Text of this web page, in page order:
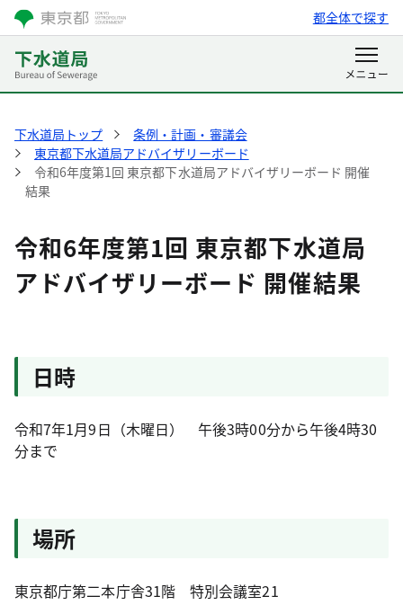
都全体で探す
下水道局トップ
条例・計画・審議会
東京都下水道局アドバイザリーボード
令和6年度第1回 東京都下水道局アドバイザリーボード 開催
結果
令和6年度第1回 東京都下水道局
アドバイザリーボード 開催結果
日時
令和7年1月9日（木曜日） 午後3時00分から午後4時30
分まで
場所
東京都庁第二本庁舎31階 特別会議室21